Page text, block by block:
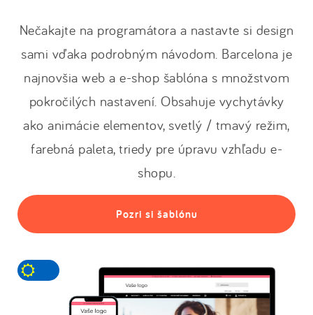
Nečakajte na programátora a nastavte si design
sami vďaka podrobným návodom. Barcelona je
najnovšia web a e-shop šablóna s množstvom
pokročilých nastavení. Obsahuje vychytávky
ako animácie elementov, svetlý / tmavý režim,
farebná paleta, triedy pre úpravu vzhľadu e-
shopu.
Pozri si šablónu
Prepni